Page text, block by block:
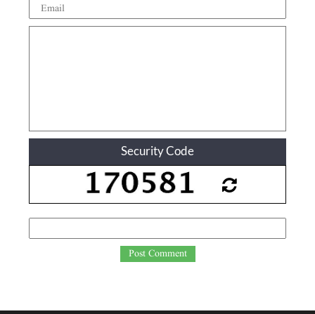
Security Code
Post Comment